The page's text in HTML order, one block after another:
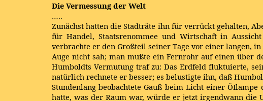
Die Vermessung der Welt
…..
Zunächst hatten die Stadträte ihn für verrückt gehalten,
für Handel, Staatsrenommee und Wirtschaft in
verbrachte er den Großteil seiner Tage vor einer langen,
Auge nicht sah; man mußte ein Fernrohr auf einen über
Humboldts Vermutung traf zu: Das Erdfeld fluktuierte,
natürlich rechnete er besser; es belustigte ihn, daß
Stundenlang beobachtete Gauß beim Licht einer
hatte, was der Raum war, würde er jetzt irgendwann